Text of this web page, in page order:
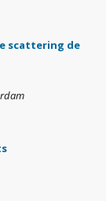
scattering de